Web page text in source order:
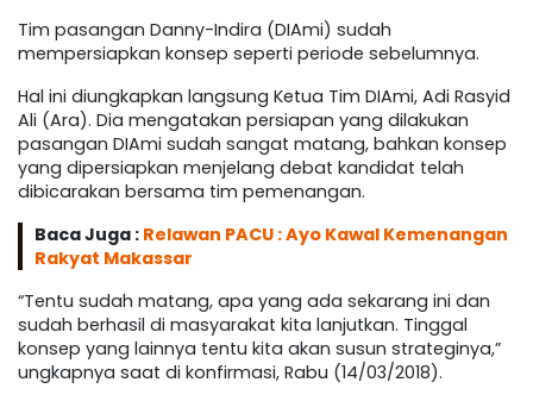
Tim pasangan Danny-Indira (DIAmi) sudah
mempersiapkan konsep seperti periode sebelumnya.
Hal ini diungkapkan langsung Ketua Tim DIAmi, Adi Rasyid
Ali (Ara). Dia mengatakan persiapan yang dilakukan
pasangan DIAmi sudah sangat matang, bahkan konsep
yang dipersiapkan menjelang debat kandidat telah
dibicarakan bersama tim pemenangan.
Baca Juga : Relawan PACU : Ayo Kawal Kemenangan
Rakyat Makassar
“Tentu sudah matang, apa yang ada sekarang ini dan
sudah berhasil di masyarakat kita lanjutkan. Tinggal
konsep yang lainnya tentu kita akan susun strateginya,”
ungkapnya saat di konfirmasi, Rabu (14/03/2018).